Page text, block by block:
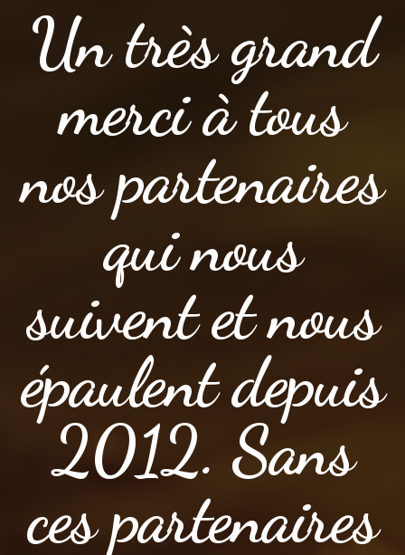
Un très grand
merci à tous
nos partenaires
qui nous
suivent et nous
épaulent depuis
2012. Sans
ces partenaires